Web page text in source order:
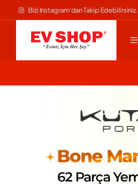
Evshop
Bizi Instagram'dan Takip Edebilirsiniz.